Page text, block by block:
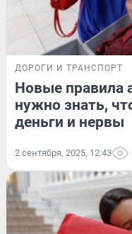
ДОРОГИ И ТРАНСПОРТ
Новые правила
нужно знать,
деньги и нервы
2 сентября, 2025, 12:43